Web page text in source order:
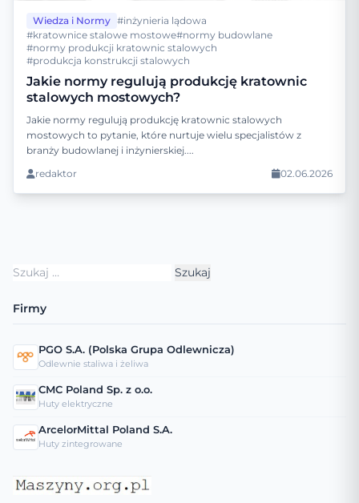
Wiedza i Normy #inżynieria lądowa
#kratownice stalowe mostowe#normy budowlane
#normy produkcji kratownic stalowych
#produkcja konstrukcji stalowych
Jakie normy regulują produkcję kratownic
stalowych mostowych?
Jakie normy regulują produkcję kratownic stalowych
mostowych to pytanie, które nurtuje wielu specjalistów z
branży budowlanej i inżynierskiej....
redaktor
02.06.2026
Szukaj:
Firmy
PGO S.A. (Polska Grupa Odlewnicza)
Odlewnie staliwa i żeliwa
CMC Poland Sp. z o.o.
Huty elektryczne
ArcelorMittal Poland S.A.
Huty zintegrowane